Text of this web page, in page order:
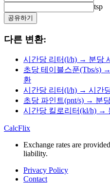
tsp
공유하기
다른 변환:
시간당 리터(l/h) → 분당
초당 테이블스푼(Tbs/s)
환
시간당 리터(l/h) → 시간
초당 파인트(pnt/s) → 분
시간당 킬로리터(kl/h) →
CalcFlix
Exchange rates are
liability.
Privacy Policy
Contact